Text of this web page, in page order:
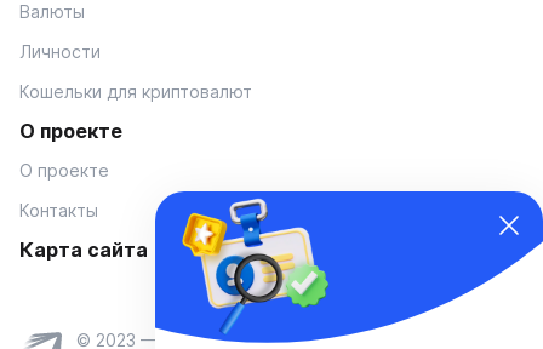
Валюты
Личности
Кошельки для криптовалют
О проекте
О проекте
Контакты
Карта сайта
© 2023 — Coinmania